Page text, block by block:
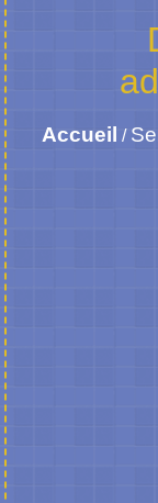
Accueil /